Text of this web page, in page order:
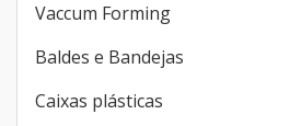
Vaccum Forming
Baldes e Bandejas
Caixas plásticas